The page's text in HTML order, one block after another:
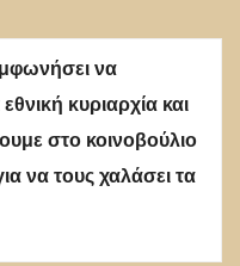
να
κυριαρχία και
στο κοινοβούλιο
να τους χαλάσει τα